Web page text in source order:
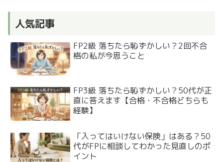
人気記事
FP2級 落ちたら恥ずかしい？2回不合
格の私が今思うこと
FP3級 落ちたら恥ずかしい？50代が正
直に答えます【合格・不合格どちらも
経験】
「入ってはいけない保険」はある？50
代がFPに相談してわかった見直しのポ
イント